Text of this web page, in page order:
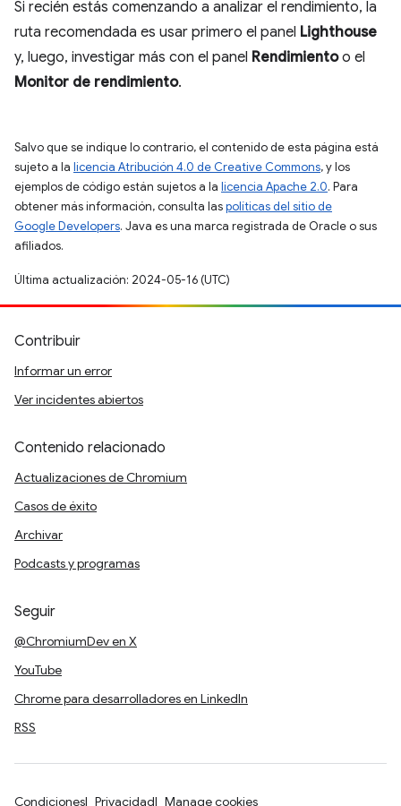
Si recién estás comenzando a analizar el rendimiento, la
ruta recomendada es usar primero el panel Lighthouse
y, luego, investigar más con el panel Rendimientoo el
Monitor de rendimiento.
Salvo que se indique lo contrario, el contenido de esta página está
sujeto a la licencia Atribución 4.0 de Creative Commons, y los
ejemplos de código están sujetos a la licencia Apache 2.0. Para
obtener más información, consulta laspolíticas del sitio de
Google Developers. Java es una marca registrada de Oracle o sus
afiliados.
Última actualización: 2024-05-16 (UTC)
Contribuir
Informar un error
Ver incidentes abiertos
Contenido relacionado
Actualizaciones de Chromium
Casos de éxito
Archivar
Podcasts y programas
Seguir
@ChromiumDev en X
YouTube
Chrome para desarrolladores en LinkedIn
RSS
Condiciones Privacidad Manage cookies